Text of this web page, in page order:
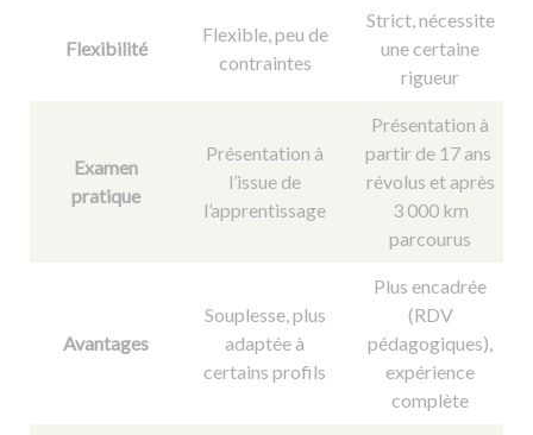
Flexibilité
Flexible, peu de
contraintes
Strict, nécessite
une certaine
rigueur
Examen
pratique
Présentation à
l’issue de
l’apprentissage
Présentation à
partir de 17 ans
révolus et après
3 000 km
parcourus
Avantages
Souplesse, plus
adaptée à
certains profils
Plus encadrée
(RDV
pédagogiques),
expérience
complète